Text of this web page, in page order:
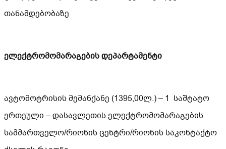
თანამდებობაზე
ელექტრომომარაგების დეპარტამენტი
ავტომოტრისის მემანქანე (1395,00ლ.) – 1 საშტატო
ერთეული – დასავლეთის ელექტრომომარაგების
სამმართველო/რიონის ცენტრი/რიონის საკონტაქტო